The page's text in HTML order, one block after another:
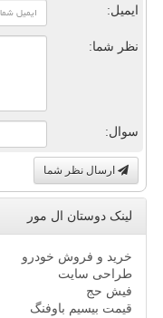
ایمیل:
نظر شما:
سوال:
ارسال نظر شما
لینک دوستان ال مور
خرید و فروش خودرو
طراحی سایت
فیش حج
قیمت بیسیم باوفنگ